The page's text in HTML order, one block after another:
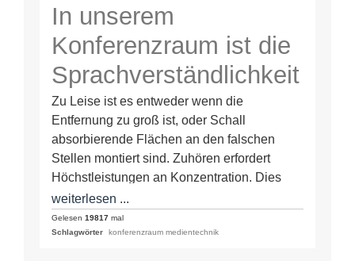
In unserem
Konferenzraum ist die
Sprachverständlichkeit
extrem schlecht, da es
zu leise ist
Zu Leise ist es entweder wenn die
Entfernung zu groß ist, oder Schall
absorbierende Flächen an den falschen
Stellen montiert sind. Zuhören erfordert
Höchstleistungen an Konzentration. Dies
führt zur schnellen…
weiterlesen ...
Gelesen 19817 mal
Schlagwörter
konferenzraum medientechnik